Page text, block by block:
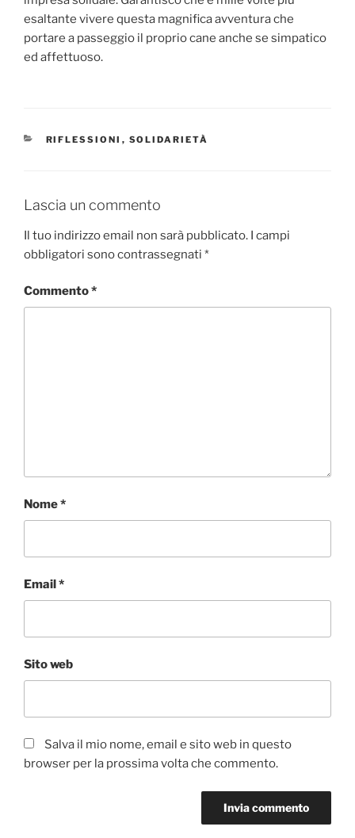
esaltante vivere questa magnifica avventura che
portare a passeggio il proprio cane anche se simpatico
ed affettuoso.
CATEGORIE
RIFLESSIONI , SOLIDARIETÀ
Lascia un commento
Il tuo indirizzo email non sarà pubblicato. I campi
obbligatori sono contrassegnati *
Commento*
Nome*
Email*
Sito web
Salva il mio nome, email e sito web in questo
browser per la prossima volta che commento.